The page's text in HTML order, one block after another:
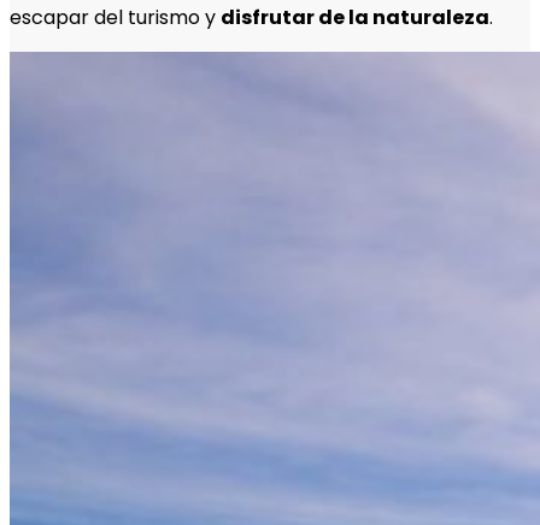
escapar del turismo y disfrutar de la naturaleza.